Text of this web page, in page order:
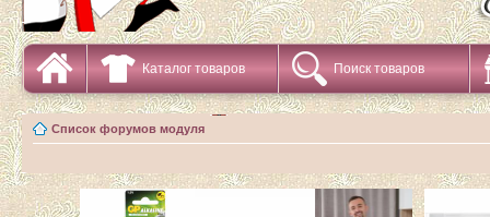
Каталог товаров Поиск товаров
Список форумов модуля